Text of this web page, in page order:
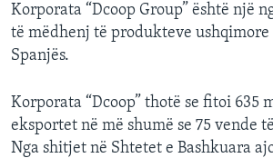
Korporata “Dcoop Group” është një
të mëdhenj të produkteve ushqimore
Spanjës.
Korporata “Dcoop” thotë se fitoi 635
eksportet në më shumë se 75 vende
Nga shitjet në Shtetet e Bashkuara